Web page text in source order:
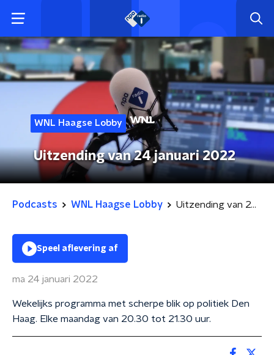
WNL Haagse Lobby
Uitzending van 24 januari 2022
Podcasts WNL Haagse Lobby Uitzending van 24 januari 2022
Speel aflevering af
ma 24 januari 2022
Wekelijks programma met scherpe blik op politiek Den
Haag. Elke maandag van 20.30 tot 21.30 uur.